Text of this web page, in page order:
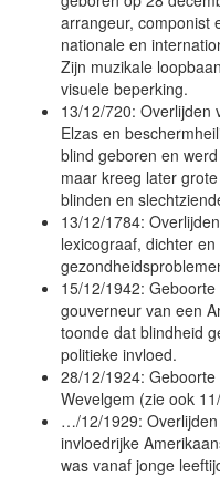
arrangeur, componist
nationale en
Zijn muzikale
visuele beperking.
13/12/720: Overlijden
Elzas en
blind geboren en
maar kreeg later
blinden en
13/12/1784:
lexicograaf, dichter
15/12/1942:
gouverneur van een
toonde dat blindheid
politieke invloed.
28/12/1924:
Wevelgem (zie ook
…/12/1929:
invloedrijke
was vanaf jonge